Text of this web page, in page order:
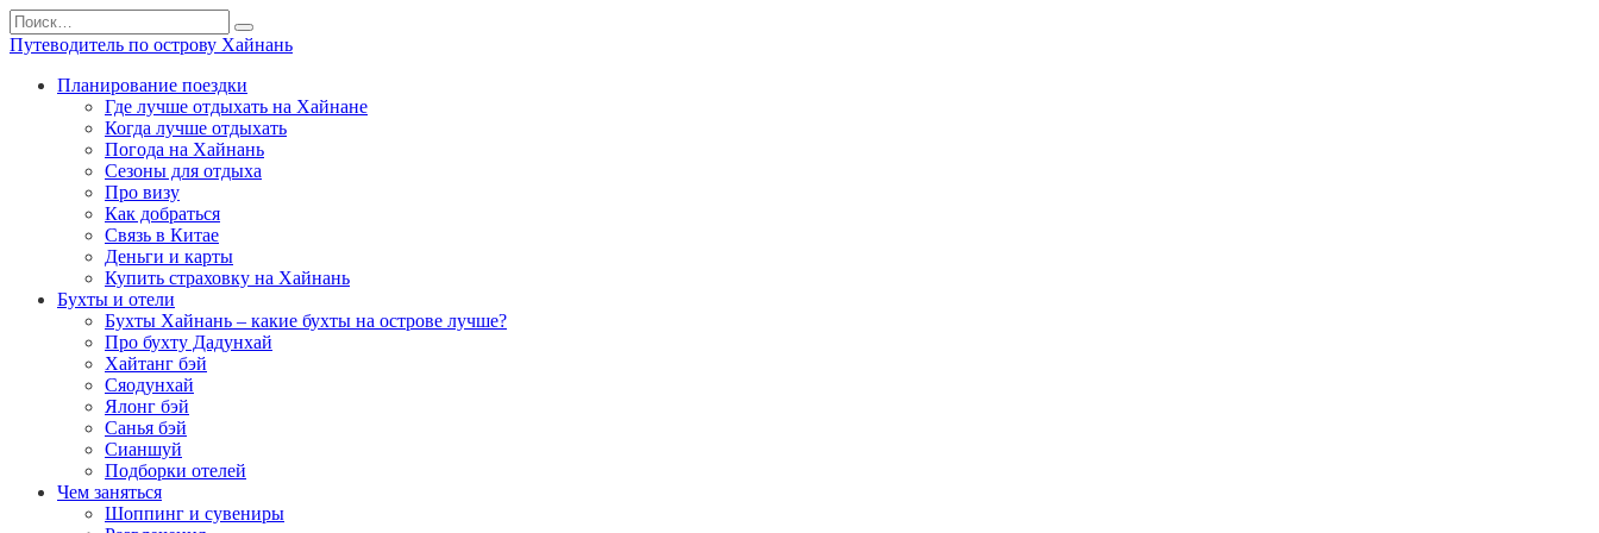
Перейти
к
содержанию
Search
for:
Путеводитель по острову Хайнань
Планирование поездки
Где лучше отдыхать на Хайнане
Когда лучше отдыхать
Погода на Хайнань
Сезоны для отдыха
Про визу
Как добраться
Связь в Китае
Деньги и карты
Купить страховку на Хайнань
Бухты и отели
Бухты Хайнань – какие бухты на острове лучше?
Про бухту Дадунхай
Хайтанг бэй
Сяодунхай
Ялонг бэй
Санья бэй
Сианшуй
Подборки отелей
Чем заняться
Шоппинг и сувениры